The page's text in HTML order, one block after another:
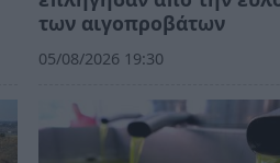
των αιγοπροβάτων
05/08/2026 19:30